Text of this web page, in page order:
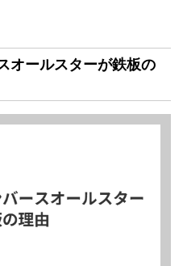
オールスターが鉄板の